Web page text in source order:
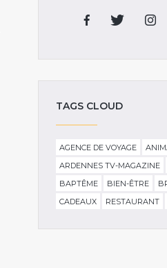
TAGS CLOUD
AGENCE DE VOYAGE
ARDENNES TV-MAGAZINE
BAPTÊME
BIEN-ÊTRE
CADEAUX
RESTAURANT